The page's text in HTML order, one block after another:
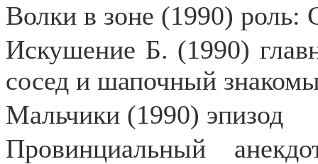
Волки в зоне (1990) роль:
Искушение Б. (1990)
сосед и шапочный
Мальчики (1990) эпизод
Провинциальный